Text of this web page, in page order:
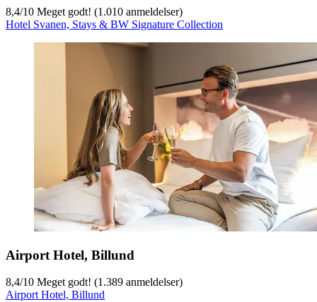
8,4/10 Meget godt! (1.010 anmeldelser)
Hotel Svanen, Stays & BW Signature Collection
Airport Hotel, Billund
8,4/10 Meget godt! (1.389 anmeldelser)
Airport Hotel, Billund